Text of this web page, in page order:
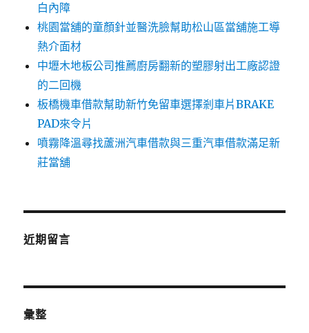
白內障
桃園當舖的童顏針並醫洗臉幫助松山區當舖施工導
熱介面材
中壢木地板公司推薦廚房翻新的塑膠射出工廠認證
的二回機
板橋機車借款幫助新竹免留車選擇剎車片BRAKE
PAD來令片
噴霧降溫尋找蘆洲汽車借款與三重汽車借款滿足新
莊當舖
近期留言
彙整